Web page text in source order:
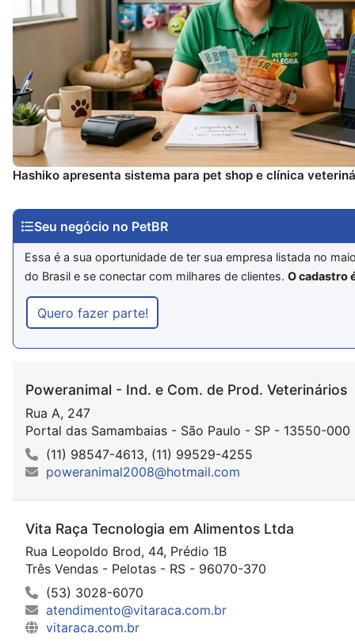
Hashiko apresenta sistema para pet shop e clínica
Seu negócio no PetBR
Essa é a sua oportunidade de ter sua empresa listada no
do Brasil e se conectar com milhares de clientes.O cadastro
Quero fazer parte!
Poweranimal - Ind. e Com. de Prod. Veterinários
Rua A, 247
Portal das Samambaias - São Paulo - SP - 13550-000
(11) 98547-4613, (11) 99529-4255
poweranimal2008@hotmail.com
Vita Raça Tecnologia em Alimentos Ltda
Rua Leopoldo Brod, 44, Prédio 1B
Três Vendas - Pelotas - RS - 96070-370
(53) 3028-6070
atendimento@vitaraca.com.br
vitaraca.com.br